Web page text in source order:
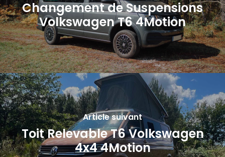
Changement de Suspensions
Volkswagen T6 4Motion
Article suivant
Toit Relevable T6 Volkswagen
4x4 4Motion